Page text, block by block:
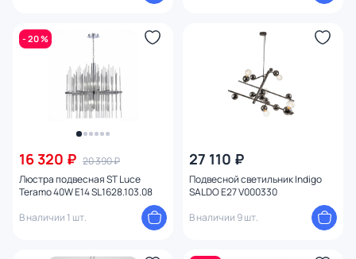
- 20 %
16 320 ₽ 20 390 ₽
Люстра подвесная ST Luce
Teramo 40W E14 SL1628.103.08
В наличии 1 шт.
27 110 ₽
Подвесной светильник Indigo
SALDO E27 V000330
В наличии 9 шт.